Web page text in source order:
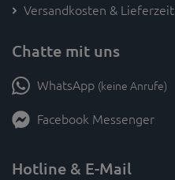
Versandkosten & Lieferzeit
Chatte mit uns
WhatsApp (keine Anrufe)
Facebook Messenger
Hotline & E-Mail